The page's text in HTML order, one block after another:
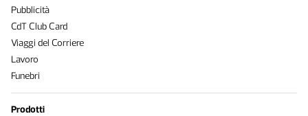
Pubblicità
CdT Club Card
Viaggi del Corriere
Lavoro
Funebri
Prodotti